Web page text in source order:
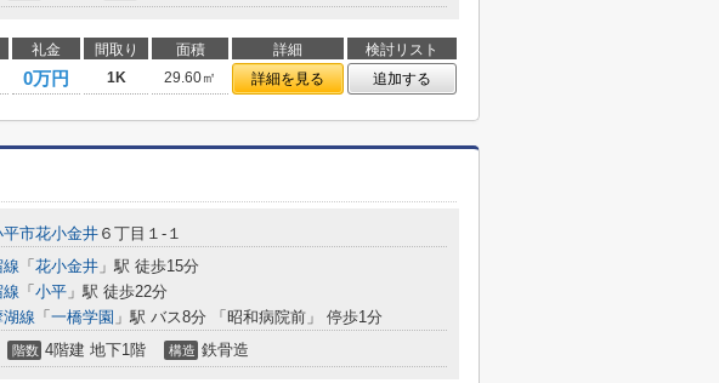
礼金 間取り 面積 詳細
検討リスト
0万円 1K 29.60㎡ 詳細を見る 追加する
平市花小金井 ６丁目１-１
「 花小金井 」駅 徒歩15分
「 小平 」駅 徒歩22分
線 「 一橋学園 」駅 バス8分 「昭和病院前」 停歩1分
階数 4階建 地下1階 構造 鉄骨造